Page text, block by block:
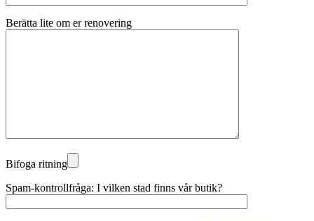
Berätta lite om er renovering
Bifoga ritning
Spam-kontrollfråga: I vilken stad finns vår butik?